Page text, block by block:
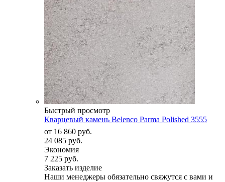
Быстрый просмотр
Кварцевый камень Belenco Parma Polished 3555
от 16 860 руб.
24 085 руб.
Экономия
7 225 руб.
Заказать изделие
Наши менеджеры обязательно свяжутся с вами и